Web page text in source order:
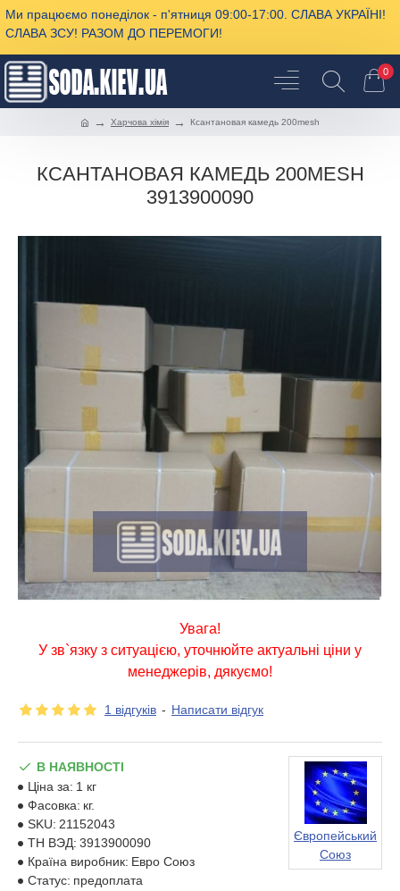
Ми працюємо понеділок - п'ятниця 09:00-17:00. СЛАВА УКРАЇНІ!
СЛАВА ЗСУ! РАЗОМ ДО ПЕРЕМОГИ!
0
Харчова хімія Ксантановая камедь 200mesh
КСАНТАНОВАЯ КАМЕДЬ 200MESH
3913900090
Увага!
У зв`язку з ситуацією, уточнюйте актуальні ціни у
менеджерів, дякуємо!
1 відгуків - Написати відгук
В НАЯВНОСТІ
Ціна за: 1 кг
Фасовка: кг.
SKU: 21152043
ТН ВЭД: 3913900090
Країна виробник: Евро Союз
Статус: предоплата
Європейський
Союз